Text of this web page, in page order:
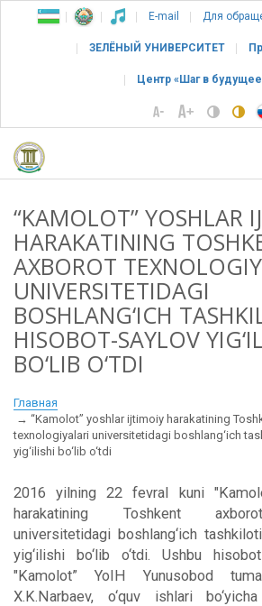
E-mail Для
ЗЕЛЁНЫЙ УНИВЕРСИТЕТ
Центр «Шаг в
“KAMOLOT” YOSHLAR
HARAKATINING
AXBOROT
UNIVERSITETIDAGI
BOSHLANG‘ICH
HISOBOT-SAYLOV
BO‘LIB O‘TDI
Главная
“Kamolot” yoshlar ijtimoiy harakatining
texnologiyalari universitetidagi boshlang‘ich
yig‘ilishi bo‘lib o‘tdi
2016 yilning 22 fevral kuni
harakatining Toshkent
universitetidagi boshlang‘ich
yig‘ilishi bo‘lib o‘tdi. Ushbu
"Kamolot” YoIH Yunusobod
X.K.Narbaev, o‘quv ishlari